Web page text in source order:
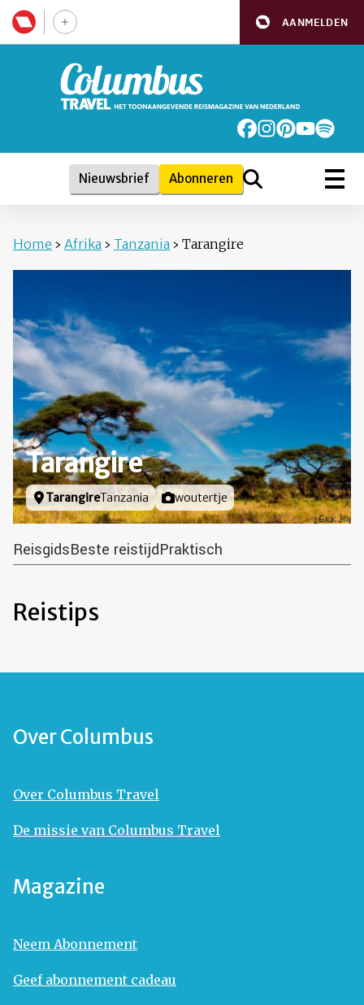
AANMELDEN
Nieuwsbrief Abonneren
Home › Afrika › Tanzania › Tarangire
Tarangire
Locatie
TarangireTanzania Foto door
woutertje
ReisgidsBeste reistijdPraktisch
Reistips
Over Columbus
Over Columbus Travel
De missie van Columbus Travel
Magazine
Neem Abonnement
Geef abonnement cadeau